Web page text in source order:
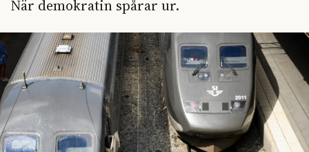
När demokratin spårar ur.